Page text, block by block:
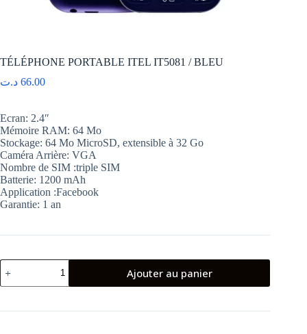
TÉLÉPHONE PORTABLE ITEL IT5081 / BLEU
66.00 د.ت
Ecran: 2.4″
Mémoire RAM: 64 Mo
Stockage: 64 Mo MicroSD, extensible à 32 Go
Caméra Arrière: VGA
Nombre de SIM :triple SIM
Batterie: 1200 mAh
Application :Facebook
Garantie: 1 an
quantité
de
TÉLÉPHONE
ITEL
Ajouter au panier